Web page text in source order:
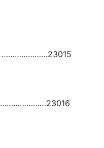
…………………23015
…………………23016